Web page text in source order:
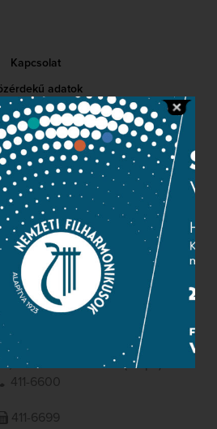
Kapcsolat
adatok
Sajtószoba
Adatvédelem
Impresszum
Komor Marcell u. 1. (Müpa)
411-6600
411-6699